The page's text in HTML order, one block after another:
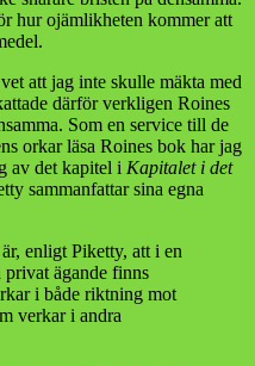
hur ojämlikheten kommer att
att jag inte skulle mäkta med
därför verkligen Roines
Som en service till de
orkar läsa Roines bok har jag
av det kapitel i Kapitalet i det
sammanfattar sina egna
enligt Piketty, att i en
privat ägande finns
i både riktning mot
verkar i andra